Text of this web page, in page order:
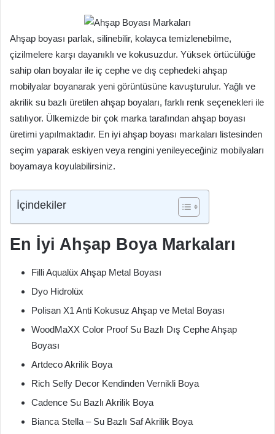
Ahşap boyası parlak, silinebilir, kolayca temizlenebilme,
çizilmelere karşı dayanıklı ve kokusuzdur. Yüksek örtücülüğe
sahip olan boyalar ile iç cephe ve dış cephedeki ahşap
mobilyalar boyanarak yeni görüntüsüne kavuşturulur. Yağlı ve
akrilik su bazlı üretilen ahşap boyaları, farklı renk seçenekleri ile
satılıyor. Ülkemizde bir çok marka tarafından ahşap boyası
üretimi yapılmaktadır. En iyi ahşap boyası markaları listesinden
seçim yaparak eskiyen veya rengini yenileyeceğiniz mobilyaları
boyamaya koyulabilirsiniz.
İçindekiler
En İyi Ahşap Boya Markaları
Filli Aqualüx Ahşap Metal Boyası
Dyo Hidrolüx
Polisan X1 Anti Kokusuz Ahşap ve Metal Boyası
WoodMaXX Color Proof Su Bazlı Dış Cephe Ahşap
Boyası
Artdeco Akrilik Boya
Rich Selfy Decor Kendinden Vernikli Boya
Cadence Su Bazlı Akrilik Boya
Bianca Stella – Su Bazlı Saf Akrilik Boya